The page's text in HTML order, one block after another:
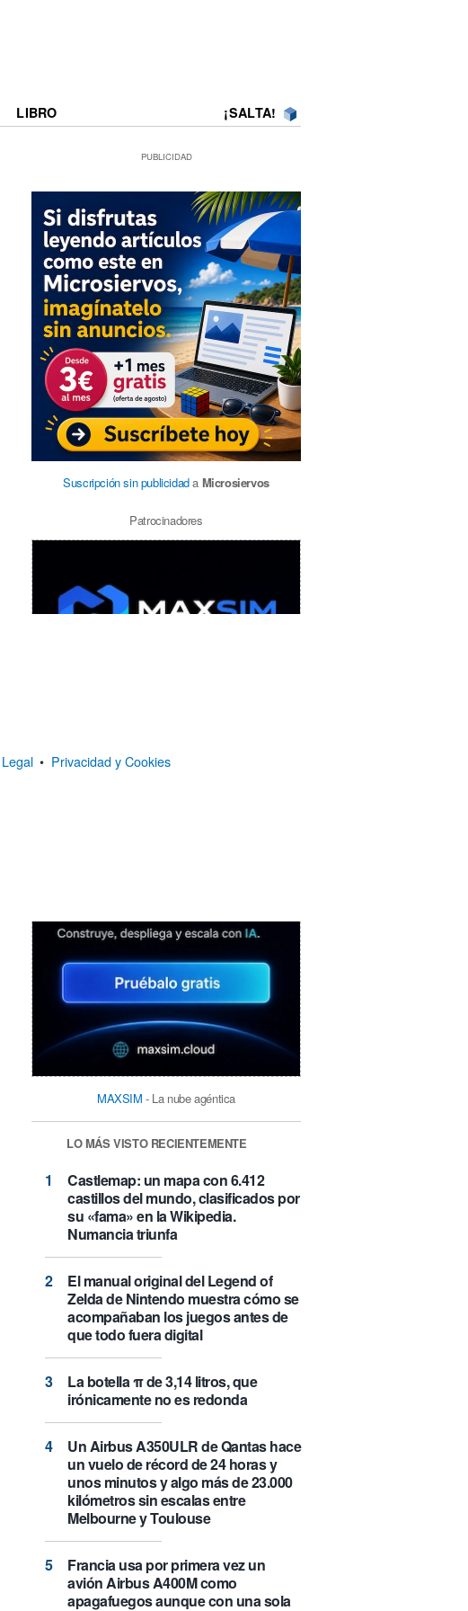
LIBRO ¡SALTA!
PUBLICIDAD
Suscripción sin publicidada Microsiervos
Patrocinadores
MAXSIM - La nube agéntica
LO MÁS VISTO RECIENTEMENTE
Castlemap: un mapa con 6.412
castillos del mundo, clasificados por
su «fama» en la Wikipedia.
Numancia triunfa
El manual original del Legend of
Zelda de Nintendo muestra cómo se
acompañaban los juegos antes de
que todo fuera digital
La botella π de 3,14 litros, que
irónicamente no es redonda
Un Airbus A350ULR de Qantas hace
un vuelo de récord de 24 horas y
unos minutos y algo más de 23.000
kilómetros sin escalas entre
Melbourne y Toulouse
Francia usa por primera vez un
avión Airbus A400M como
apagafuegos aunque con una sola
Legal • Privacidad y Cookies